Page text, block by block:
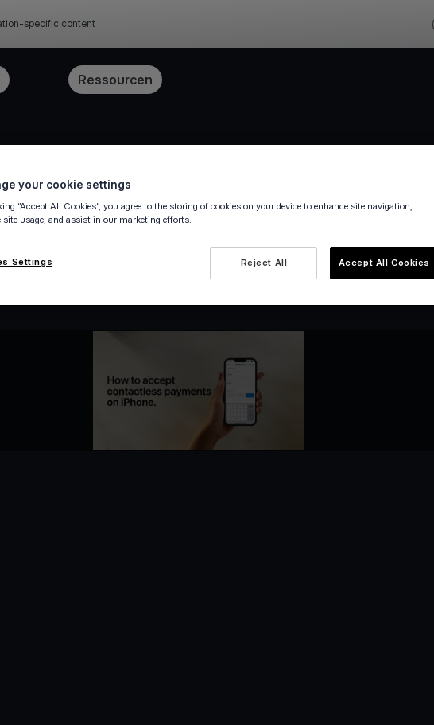
specific content
Ressourcen
your cookie settings
“Accept All Cookies”, you agree to the storing of cookies on your device to enhance site navigation,
site usage, and assist in our marketing efforts.
Reject All Accept All Cookies
Settings